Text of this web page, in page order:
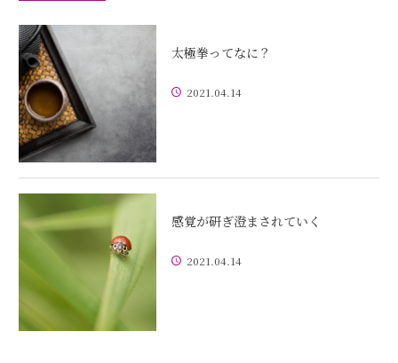
太極拳ってなに？
2021.04.14
感覚が研ぎ澄まされていく
2021.04.14